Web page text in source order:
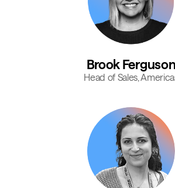
Brook Ferguson
Head of Sales,